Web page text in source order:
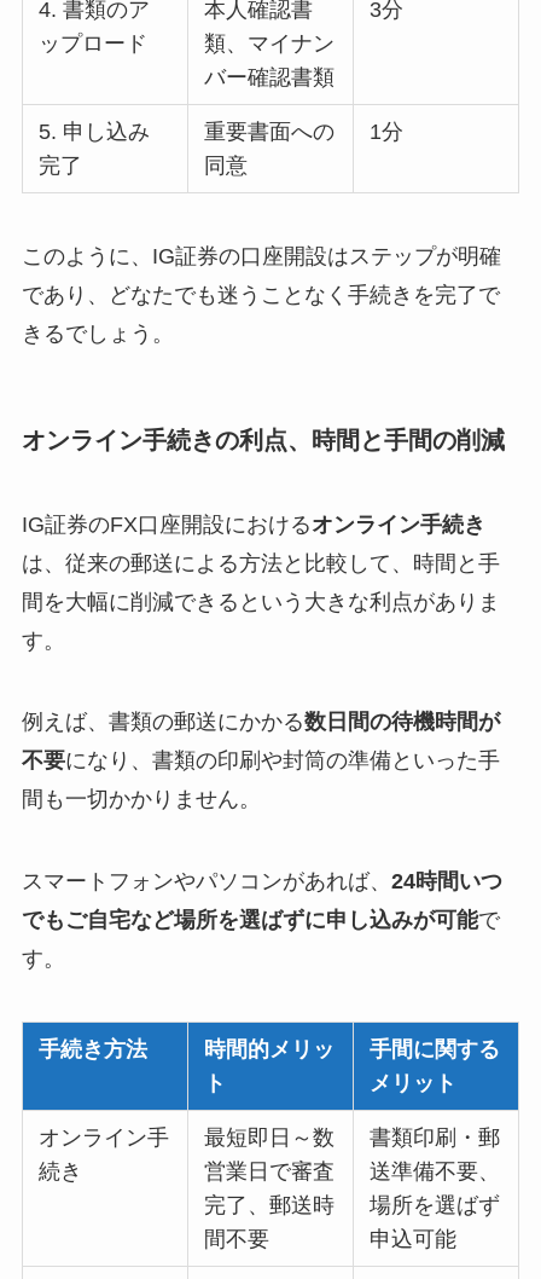
4. 書類のア
ップロード
本人確認書
類、マイナン
バー確認書類
3分
5. 申し込み
完了
重要書面への
同意
1分
このように、IG証券の口座開設はステップが明確
であり、どなたでも迷うことなく手続きを完了で
きるでしょう。
オンライン手続きの利点、時間と手間の削減
IG証券のFX口座開設におけるオンライン手続き
は、従来の郵送による方法と比較して、時間と手
間を大幅に削減できるという大きな利点がありま
す。
例えば、書類の郵送にかかる数日間の待機時間が
不要になり、書類の印刷や封筒の準備といった手
間も一切かかりません。
スマートフォンやパソコンがあれば、 24時間いつ
でもご自宅など場所を選ばずに申し込みが可能で
す。
手続き方法
時間的メリッ
ト
手間に関する
メリット
オンライン手
続き
最短即日～数
営業日で審査
完了、郵送時
間不要
書類印刷・郵
送準備不要、
場所を選ばず
申込可能